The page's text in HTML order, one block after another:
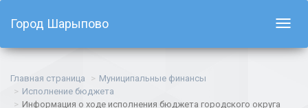
Город Шарыпово
Главная страница
Муниципальные финансы
Исполнение бюджета
Информация о ходе исполнения бюджета городского округа